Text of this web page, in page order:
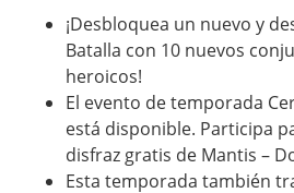
¡Desbloquea un nuevo y
Batalla con 10 nuevos
heroicos!
El evento de temporada
está disponible. Participa
disfraz gratis de Mantis –
Esta temporada también